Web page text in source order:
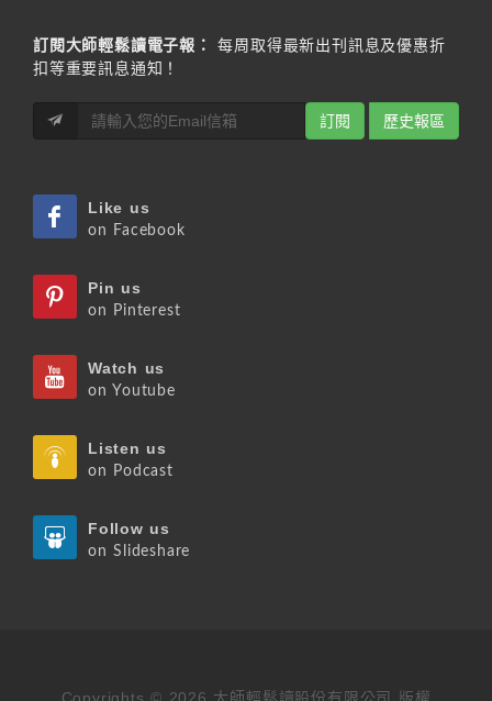
訂閱大師輕鬆讀電子報：
每周取得最新出刊訊息及優惠折
扣等重要訊息通知！
訂閱 歷史報區
Like us
on Facebook
Pin us
on Pinterest
Watch us
on Youtube
Listen us
on Podcast
Follow us
on Slideshare